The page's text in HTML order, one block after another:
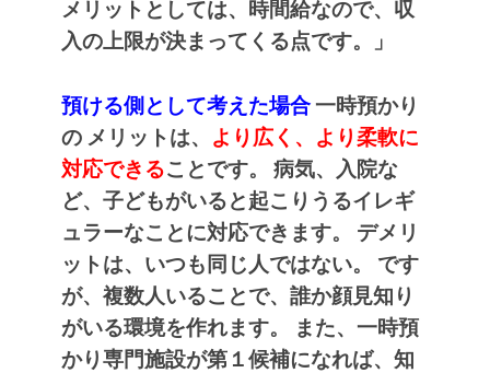
メリットとしては、時間給なので、収
入の上限が決まってくる点です。」
預ける側として考えた場合 一時預かり
の メリットは、 より広く、より柔軟に
対応できることです。
病気、入院な
ど、子どもがいると起こりうるイレギ
ュラーなことに対応できます。
デメリ
ットは、いつも同じ人ではない。
です
が、複数人いることで、誰か顔見知り
がいる環境を作れます。
また、一時預
かり専門施設が第１候補になれば、知